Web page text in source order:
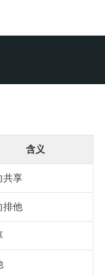
含义
共享
排他